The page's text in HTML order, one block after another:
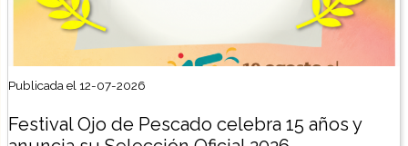
Publicada el 12-07-2026
Festival Ojo de Pescado celebra 15 años y